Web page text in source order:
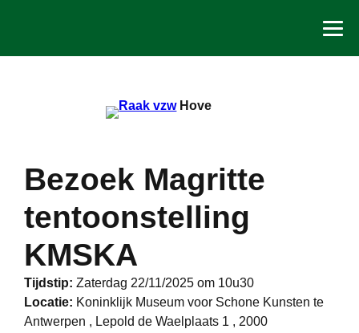
Hove
Bezoek Magritte
tentoonstelling
KMSKA
Tijdstip: Zaterdag 22/11/2025 om 10u30
Locatie: Koninklijk Museum voor Schone Kunsten te
Antwerpen , Lepold de Waelplaats 1 , 2000